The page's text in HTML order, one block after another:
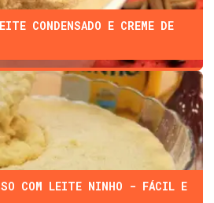
CONDENSADO E CREME DE
COM LEITE NINHO - FÁCIL E